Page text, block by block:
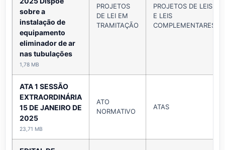
sobre a
instalação de
equipamento
eliminador de ar
nas tubulações
1,78 MB
PROJETOS
DE LEI EM
TRAMITAÇÃO
PROJETOS DE LEIS
E LEIS
COMPLEMENTARES
ATA 1 SESSÃO
EXTRAORDINÁRIA
15 DE JANEIRO DE
2025
23,71 MB
ATO
NORMATIVO
ATAS